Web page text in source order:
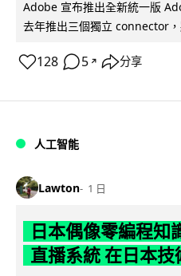
Adobe 宣布推出全新統一版
去年推出三個獨立 connector
128 5 ↗ 分享
人工智能
Lawton 1 日
日本偶像零編程知
直播系統 在日本